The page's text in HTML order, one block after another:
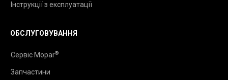
Інструкції з експлуатації
ОБСЛУГОВУВАННЯ
Сервіс Mopar®
Запчастини